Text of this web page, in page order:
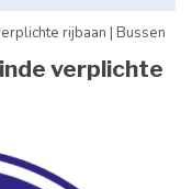
rijbaan | Bussen
verplichte